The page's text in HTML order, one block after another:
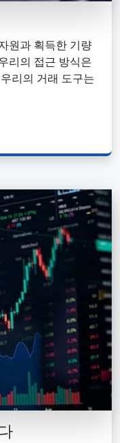
원과 획득한 기량
리의 접근 방식은
리의 거래 도구는